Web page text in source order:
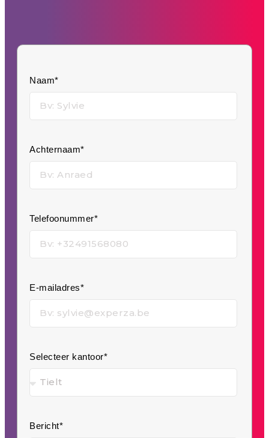
Naam*
Achternaam*
Telefoonummer*
E-mailadres*
Selecteer kantoor*
Bericht*